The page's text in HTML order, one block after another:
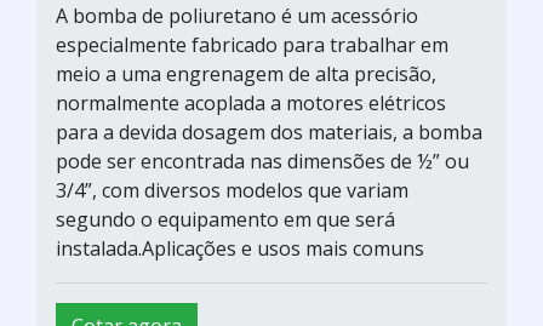
A bomba de poliuretano é um acessório
especialmente fabricado para trabalhar em
meio a uma engrenagem de alta precisão,
normalmente acoplada a motores elétricos
para a devida dosagem dos materiais, a bomba
pode ser encontrada nas dimensões de ½” ou
3/4”, com diversos modelos que variam
segundo o equipamento em que será
instalada.Aplicações e usos mais comuns